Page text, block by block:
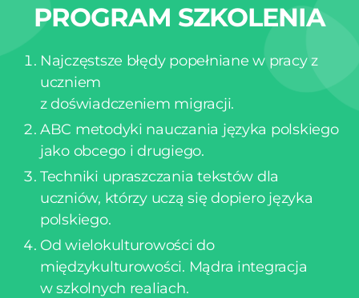
PROGRAM SZKOLENIA
Najczęstsze błędy popełniane w pracy z
uczniem
z doświadczeniem migracji.
ABC metodyki nauczania języka polskiego
jako obcego i drugiego.
Techniki upraszczania tekstów dla
uczniów, którzy uczą się dopiero języka
polskiego.
Od wielokulturowości do
międzykulturowości. Mądra integracja
w szkolnych realiach.